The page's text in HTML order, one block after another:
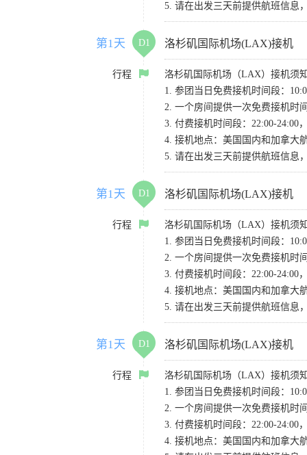
5. 请在出发三天前提供航班信息
第1天 D1 洛杉矶国际机场(LAX)接机
行程
洛杉矶国际机场（LAX）接机须
1. 参团当日免费接机时间段：
2. 一个房间提供一次免费接机时
3. 付费接机时间段：22:00-24:00
4. 接机地点：美国国内和加拿大
5. 请在出发三天前提供航班信息
第1天 D1 洛杉矶国际机场(LAX)接机
行程
洛杉矶国际机场（LAX）接机须
1. 参团当日免费接机时间段：
2. 一个房间提供一次免费接机时
3. 付费接机时间段：22:00-24:00
4. 接机地点：美国国内和加拿大
5. 请在出发三天前提供航班信息
第1天 D1 洛杉矶国际机场(LAX)接机
行程
洛杉矶国际机场（LAX）接机须
1. 参团当日免费接机时间段：
2. 一个房间提供一次免费接机时
3. 付费接机时间段：22:00-24:00
4. 接机地点：美国国内和加拿大